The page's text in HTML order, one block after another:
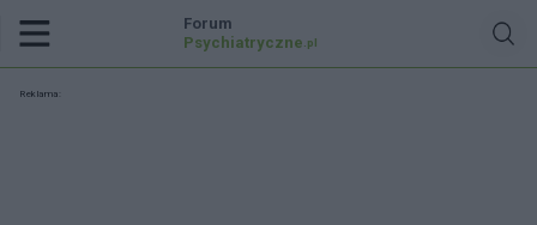
Forum
Psychiatryczne .pl
Reklama: